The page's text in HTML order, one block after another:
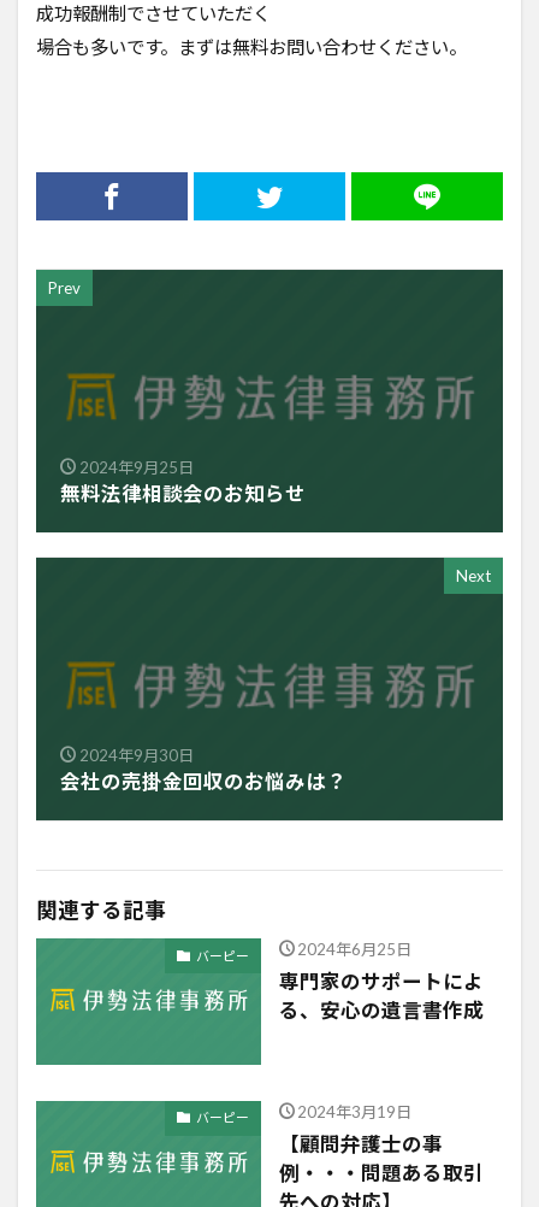
成功報酬制でさせていただく
場合も多いです。まずは無料お問い合わせください。
Prev
2024年9月25日
無料法律相談会のお知らせ
Next
2024年9月30日
会社の売掛金回収のお悩みは？
関連する記事
バーピー 2024年6月25日
専門家のサポートによ
る、安心の遺言書作成
バーピー 2024年3月19日
【顧問弁護士の事
例・・・問題ある取引
先への対応】